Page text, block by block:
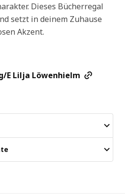
Dieses Bücherregal
setzt in deinem Zuhause
Akzent.
E Lilja Löwenhielm